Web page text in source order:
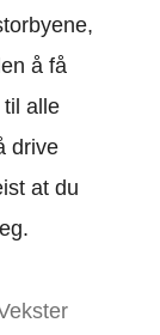
å få
til alle
drive
at du